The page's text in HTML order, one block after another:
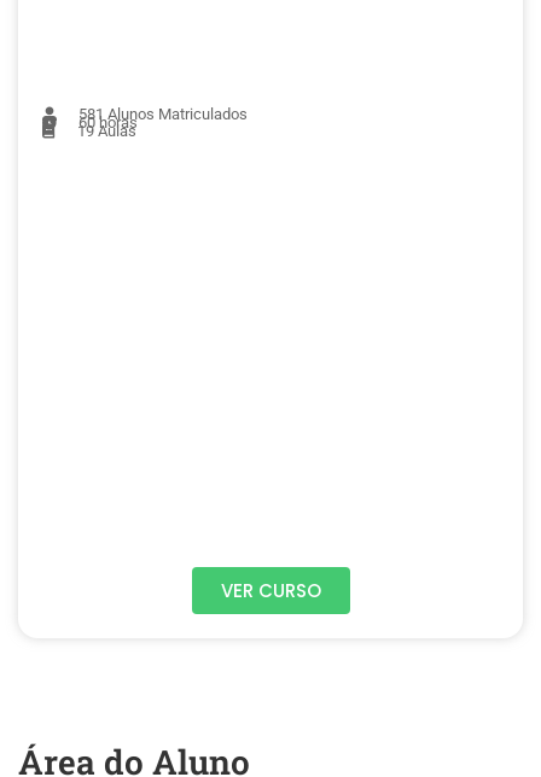
581 Alunos Matriculados
60 horas
19Aulas
VER CURSO
Área do Aluno